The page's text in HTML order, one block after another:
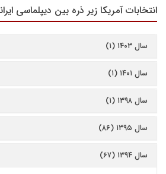
انتخابات آمریکا زیر ذره بین دیپلماسی
سال ۱۴۰۳ (۱)
سال ۱۴۰۱ (۱)
سال ۱۳۹۸ (۱)
سال ۱۳۹۵ (۸۶)
سال ۱۳۹۴ (۶۷)